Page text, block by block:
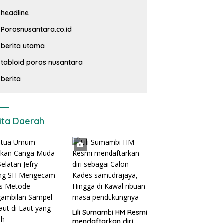
headline
Porosnusantara.co.id
berita utama
tabloid poros nusantara
berita
Daerah
Lili Sumambi HM Resmi
mendaftarkan diri